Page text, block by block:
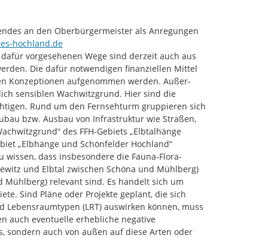
an den Oberbürgermeister als Anregungen
hochland.de
vorgesehenen Wege sind derzeit auch aus
Die dafür notwendigen finanziellen Mittel
Konzeptionen aufgenommen werden. Außer-
sensiblen Wachwitzgrund. Hier sind die
Rund um den Fernsehturm gruppieren sich
bzw. Ausbau von Infrastruktur wie Straßen,
des FFH-Gebiets „Elbtalhänge
„Elbhänge und Schönfelder Hochland“
dass insbesondere die Fauna-Flora-
und Elbtal zwischen Schöna und Mühlberg)
Mühlberg) relevant sind. Es handelt sich um
Sind Pläne oder Projekte geplant, die sich
(LRT) auswirken können, muss
auch eventuelle erhebliche negative
auch von außen auf diese Arten oder